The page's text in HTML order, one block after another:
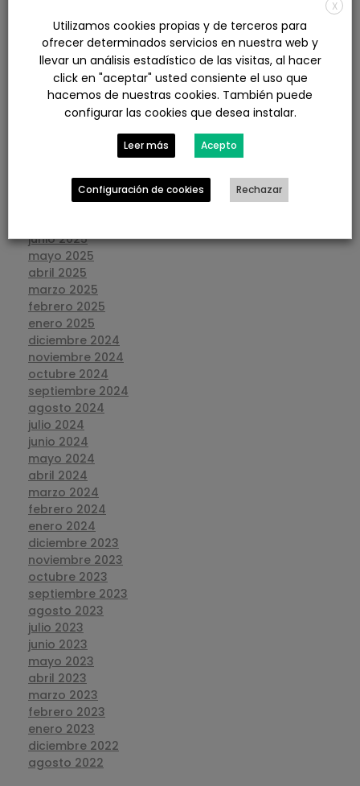
julio 2026
junio 2026
mayo 2026
abril 2026
marzo 2026
febrero 2026
enero 2026
diciembre 2025
noviembre 2025
septiembre 2025
agosto 2025
junio 2025
mayo 2025
abril 2025
marzo 2025
febrero 2025
enero 2025
diciembre 2024
noviembre 2024
octubre 2024
septiembre 2024
agosto 2024
julio 2024
junio 2024
mayo 2024
abril 2024
marzo 2024
febrero 2024
enero 2024
diciembre 2023
noviembre 2023
octubre 2023
septiembre 2023
agosto 2023
julio 2023
junio 2023
mayo 2023
abril 2023
marzo 2023
febrero 2023
enero 2023
diciembre 2022
agosto 2022
X
Utilizamos cookies propias y de terceros para
ofrecer determinados servicios en nuestra web y
llevar un análisis estadístico de las visitas, al hacer
click en "aceptar" usted consiente el uso que
hacemos de nuestras cookies. También puede
configurar las cookies que desea instalar.
Leer más Acepto
Configuración de cookies Rechazar